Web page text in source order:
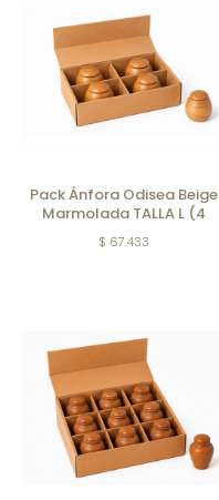
Pack Ánfora Odisea Beige
Marmolada TALLA L (4
Unidades)
$ 67.433